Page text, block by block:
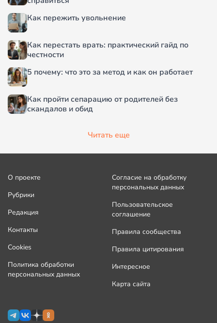
Как пережить увольнение
Как перестать врать: практический гайд по
честности
5 почему: что это за метод и как он работает
Как пройти сепарацию от родителей без
скандалов и обид
Читать еще
О проекте
Рубрики
Редакция
Контакты
Cookies
Политика обработки
персональных данных
Согласие на обработку
персональных данных
Пользовательское
соглашение
Правила сообщества
Правила цитирования
Интересное
Карта сайта